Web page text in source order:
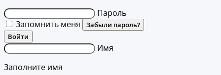
Пароль
Запомнить меня
Забыли пароль?
Войти
Имя
Заполните имя